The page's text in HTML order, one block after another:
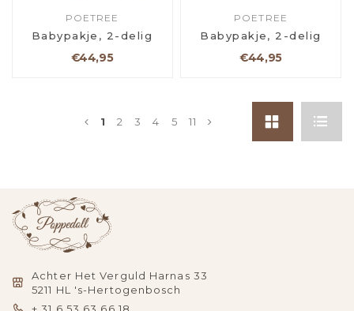
POETREE
Babypakje, 2-delig
€44,95
POETREE
Babypakje, 2-delig
€44,95
1 2 3 4 5 11
Achter Het Verguld Harnas 33
5211 HL 's-Hertogenbosch